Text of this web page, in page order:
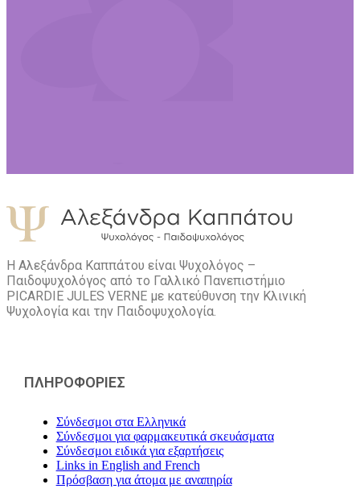
Η Αλεξάνδρα Καππάτου είναι Ψυχολόγος –
Παιδοψυχολόγος από το Γαλλικό Πανεπιστήμιο
PICARDIE JULES VERNE με κατεύθυνση την Kλινική
Ψυχολογία και την Παιδοψυχολογία.
ΠΛΗΡΟΦΟΡΙΕΣ
Σύνδεσμοι στα Ελληνικά
Σύνδεσμοι για φαρμακευτικά σκευάσματα
Σύνδεσμοι ειδικά για εξαρτήσεις
Links in English and French
Πρόσβαση για άτομα με αναπηρία